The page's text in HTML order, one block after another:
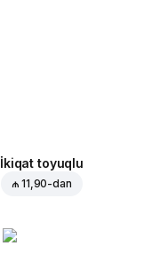
İkiqat toyuqlu
₼ 11,90-dan